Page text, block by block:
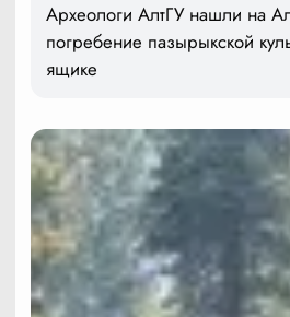
Археологи АлтГУ нашли на
погребение пазырыкской
ящике